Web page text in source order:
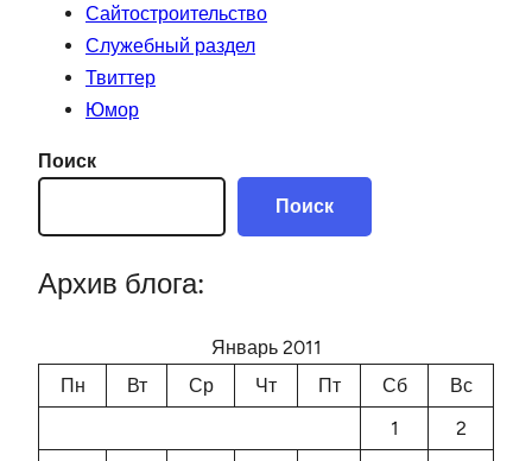
Сайтостроительство
Служебный раздел
Твиттер
Юмор
Поиск
Поиск
Архив блога:
Январь 2011
Пн
Вт Ср Чт Пт Сб
Вс
1
2